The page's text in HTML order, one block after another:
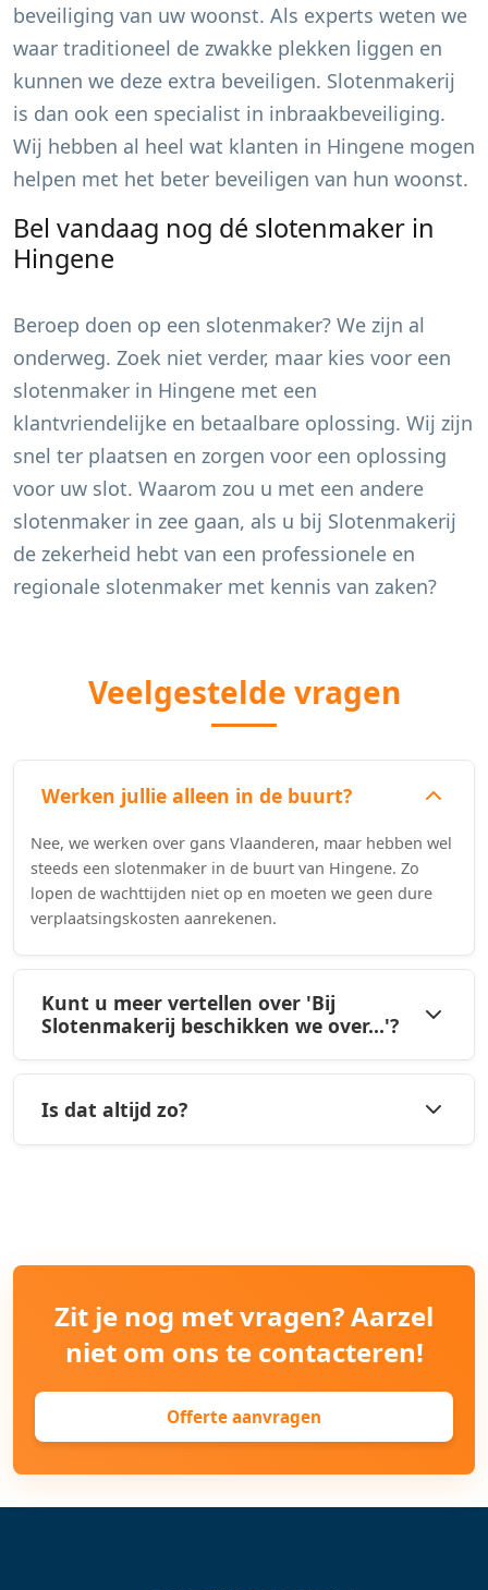
beveiliging van uw woonst. Als experts weten we
waar traditioneel de zwakke plekken liggen en
kunnen we deze extra beveiligen. Slotenmakerij
is dan ook een specialist in inbraakbeveiliging.
Wij hebben al heel wat klanten in Hingene mogen
helpen met het beter beveiligen van hun woonst.
Bel vandaag nog dé slotenmaker in
Hingene
Beroep doen op een slotenmaker? We zijn al
onderweg. Zoek niet verder, maar kies voor een
slotenmaker in Hingene met een
klantvriendelijke en betaalbare oplossing. Wij zijn
snel ter plaatsen en zorgen voor een oplossing
voor uw slot. Waarom zou u met een andere
slotenmaker in zee gaan, als u bij Slotenmakerij
de zekerheid hebt van een professionele en
regionale slotenmaker met kennis van zaken?
Veelgestelde vragen
Werken jullie alleen in de buurt?
Nee, we werken over gans Vlaanderen, maar hebben wel
steeds een slotenmaker in de buurt van Hingene. Zo
lopen de wachttijden niet op en moeten we geen dure
verplaatsingskosten aanrekenen.
Kunt u meer vertellen over 'Bij
Slotenmakerij beschikken we over...'?
Is dat altijd zo?
Zit je nog met vragen? Aarzel
niet om ons te contacteren!
Offerte aanvragen